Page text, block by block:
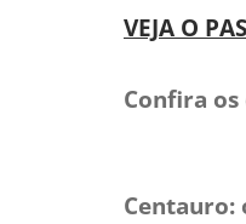
VEJA O
Confira
Centauro: